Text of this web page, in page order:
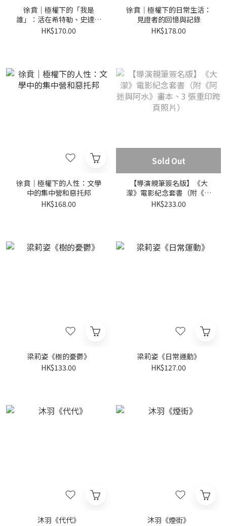
徐賁｜極權下的「我是
誰」：活在希特勒、史達林
和毛澤東時代的身份焦慮
HK$170.00
徐賁｜極權下的日常生活：
見證者的回憶與記錄
HK$178.00
徐賁｜極權下的人性：文學
中的集中營和惡托邦
HK$168.00
Sold Out
【導演親筆簽名版】《大
濛》電影紀念套書（附《阿
迷與阿水》畫本、3 張重印
HK$233.00
梁莉姿《樹的憂鬱》
HK$133.00
梁莉姿《日常運動》
HK$127.00
沐羽《代代》 沐羽《煙街》